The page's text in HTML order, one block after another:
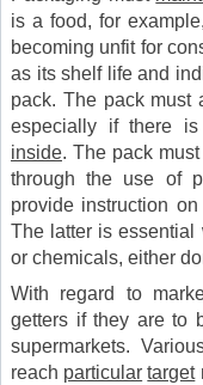
is a food, for
becoming unfit for
as its shelf life and
pack. The pack must
especially if there
inside. The pack
through the use of
provide instruction
The latter is essential
or chemicals, either
With regard to
getters if they are to
supermarkets.
reach particular target